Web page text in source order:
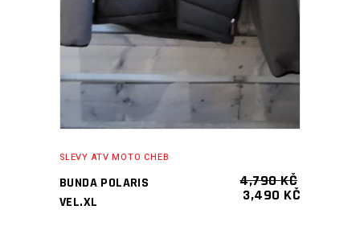
PŘIDAT DO KOŠÍKU
SLEVY ATV MOTO CHEB
BUNDA POLARIS
VEL.XL
4,790KČ
PŮVODNÍ
3,490 KČ